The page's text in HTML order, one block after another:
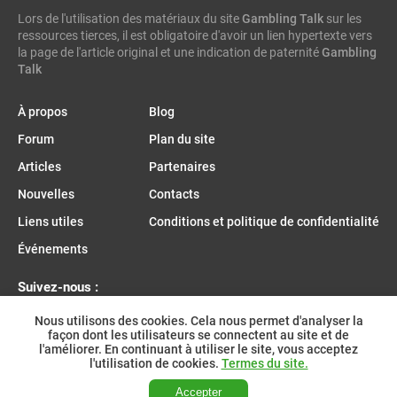
caleta gaming
evenbet novusbet ngm game
kendoo
enjoy gaming
Lors de l'utilisation des matériaux du siteGambling Talk sur les
ressources tierces, il est obligatoire d'avoir un lien hypertexte vers
la page de l'article original et une indication de paternitéGambling
Talk
À propos
Forum
Articles
Nouvelles
Liens utiles
Événements
Blog
Plan du site
Partenaires
Contacts
Conditions et politique de confidentialité
Suivez-nous :
Rejoignez-nous sur Telegram :
Nous utilisons des cookies. Cela nous permet d'analyser la
façon dont les utilisateurs se connectent au site et de
l'améliorer. En continuant à utiliser le site, vous acceptez
l'utilisation de cookies. Termes du site.
Accepter